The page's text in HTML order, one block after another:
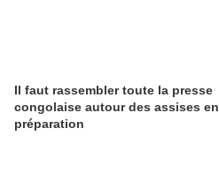
Il faut rassembler toute la presse
congolaise autour des assises en
préparation